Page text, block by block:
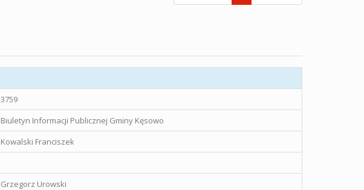
3759
Biuletyn Informacji Publicznej Gminy Kęsowo
Kowalski Franciszek
Grzegorz Urowski